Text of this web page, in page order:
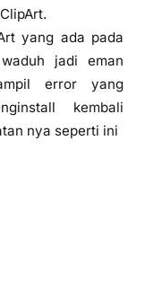
yang ada pada
jadi eman
error yang
kembali
nya seperti ini